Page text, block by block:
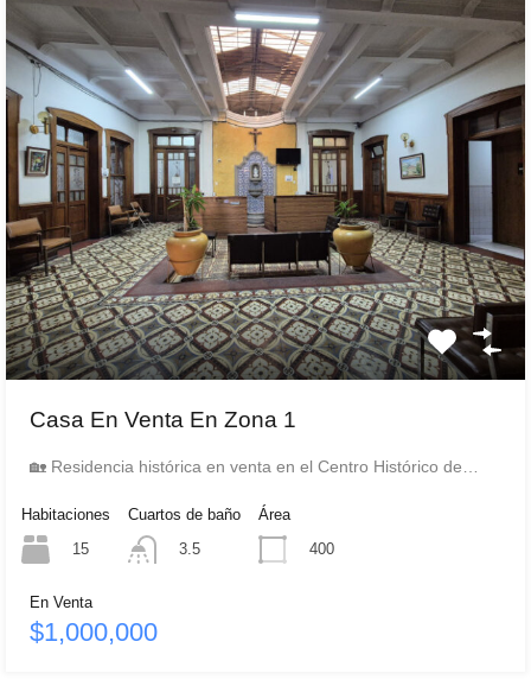
Casa En Venta En Zona 1
🏡 Residencia histórica en venta en el Centro Histórico de…
Habitaciones
15
Cuartos de baño
3.5
Área
400
En Venta
$1,000,000